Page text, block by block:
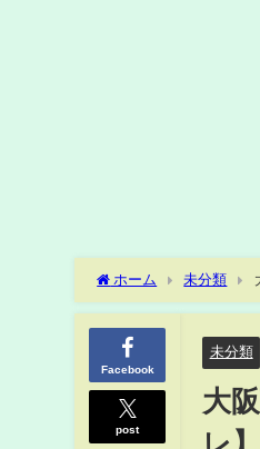
ホーム 未分類
Facebook
post
未分類
大